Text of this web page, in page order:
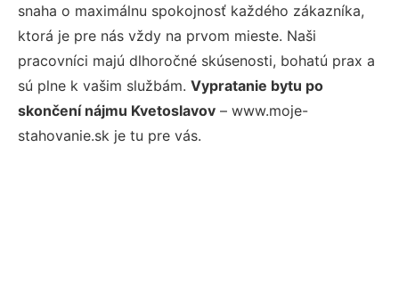
snaha o maximálnu spokojnosť každého zákazníka,
ktorá je pre nás vždy na prvom mieste. Naši
pracovníci majú dlhoročné skúsenosti, bohatú prax a
sú plne k vašim službám. Vypratanie bytu po
skončení nájmu Kvetoslavov – www.moje-
stahovanie.sk je tu pre vás.